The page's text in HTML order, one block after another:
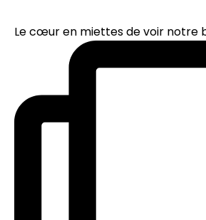
Le cœur en miettes de voir notre